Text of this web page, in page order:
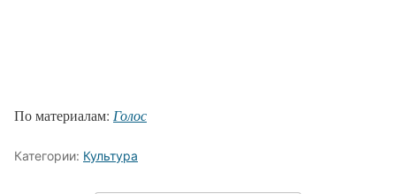
По материалам: Голос
Категории: Культура